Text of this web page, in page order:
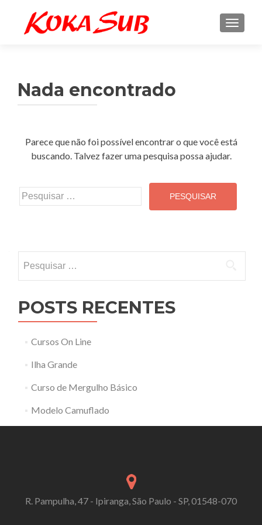
Nada encontrado
Parece que não foi possível encontrar o que você está
buscando. Talvez fazer uma pesquisa possa ajudar.
Pesquisar
por:
por:
POSTS RECENTES
Cursos On Line
Ilha Grande
Curso de Mergulho Básico
Modelo Camuflado
R. Pampulha, 47 - Ipiranga, São Paulo - SP, 01548-070